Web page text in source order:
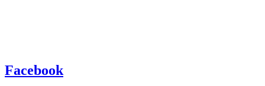
Facebook